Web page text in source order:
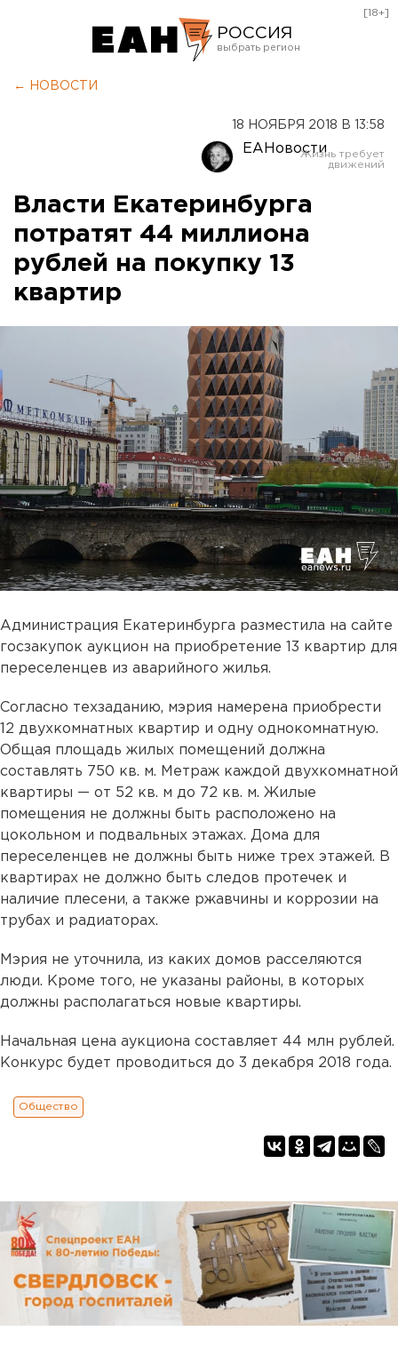
РОССИЯ
Оренбург
[18+]
← НОВОСТИ
18 НОЯБРЯ 2018 В 13:58
ЕАНовости
Власти Екатеринбурга
потратят 44 миллиона
рублей на покупку 13
квартир
Администрация Екатеринбурга разместила на сайте
госзакупок аукцион на приобретение 13 квартир для
переселенцев из аварийного жилья.
Согласно техзаданию, мэрия намерена приобрести
12 двухкомнатных квартир и одну однокомнатную.
Общая площадь жилых помещений должна
составлять 750 кв. м. Метраж каждой двухкомнатной
квартиры — от 52 кв. м до 72 кв. м. Жилые
помещения не должны быть расположено на
цокольном и подвальных этажах. Дома для
переселенцев не должны быть ниже трех этажей. В
квартирах не должно быть следов протечек и
наличие плесени, а также ржавчины и коррозии на
трубах и радиаторах.
Мэрия не уточнила, из каких домов расселяются
люди. Кроме того, не указаны районы, в которых
должны располагаться новые квартиры.
Начальная цена аукциона составляет 44 млн рублей.
Конкурс будет проводиться до 3 декабря 2018 года.
Общество